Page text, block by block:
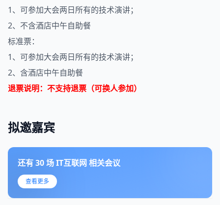
1、可参加大会两日所有的技术演讲；
2、不含酒店中午自助餐
标准票：
1、可参加大会两日所有的技术演讲；
2、含酒店中午自助餐
退票说明：不支持退票（可换人参加）
拟邀嘉宾
还有30场IT互联网相关会议
查看更多